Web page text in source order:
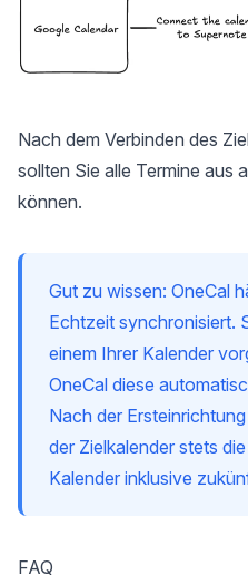
Nach dem Verbinden des
sollten Sie alle Termine aus
können.
Gut zu wissen: OneCal
Echtzeit synchronisiert.
einem Ihrer Kalender
OneCal diese
Nach der
der Zielkalender stets
Kalender inklusive
FAQ